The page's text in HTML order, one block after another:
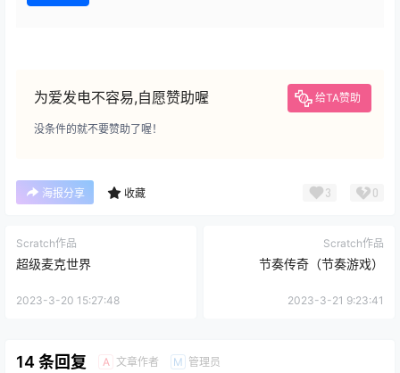
为爱发电不容易,自愿赞助喔 给TA赞助
没条件的就不要赞助了喔！
海报分享 收藏 3 0
Scratch作品
超级麦克世界
2023-3-20 15:27:48
Scratch作品
节奏传奇（节奏游戏）
2023-3-21 9:23:41
14 条回复 A 文章作者 M 管理员